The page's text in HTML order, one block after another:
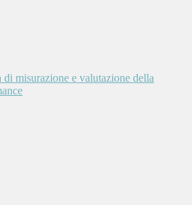
di misurazione e valutazione della